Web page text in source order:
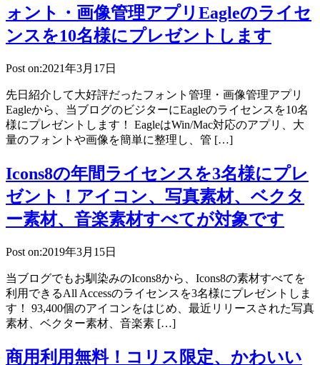
ォント・画像管理アプリEagleのライセ
ンスを10名様にプレゼントします
Post on:2021年3月17日
先日紹介して大好評だったフォント管理・画像管理アプリ
Eagleから、当ブログのビジターにEagleのライセンスを10名
様にプレゼントします！ EagleはWin/Mac対応のアプリ、大
量のフォントや画像を簡単に整理し、管 […]
Icons8の年間ライセンスを3名様にプレ
ゼント！アイコン、写真素材、ベクタ
ー素材、音楽素材すべてが対象です
Post on:2019年3月15日
当ブログでもお馴染みのIcons8から、Icons8の素材すべてを
利用できるAll Accessのライセンスを3名様にプレゼントしま
す！ 93,400個のアイコンをはじめ、最近リリースされた写真
素材、ベクター素材、音楽素 […]
商用利用無料！コリス限定、かわいい